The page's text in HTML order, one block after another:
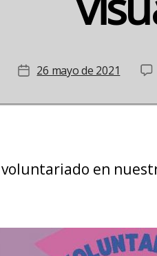
Fecha
la
26 mayo de 2021
en